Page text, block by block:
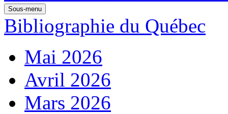
Sous-menu
Bibliographie du Québec
Mai 2026
Avril 2026
Mars 2026